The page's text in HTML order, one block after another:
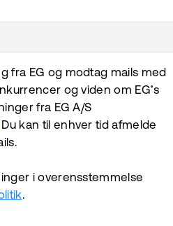
fra EG og modtag mails med
og viden om EG’s
fra EG A/S
Du kan til enhver tid afmelde
i overensstemmelse
.